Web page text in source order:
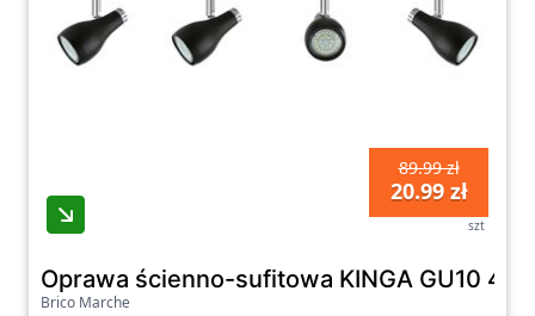
89.99 zł
20.99 zł
szt
Oprawa ścienno-sufitowa KINGA GU10 4I
Brico Marche